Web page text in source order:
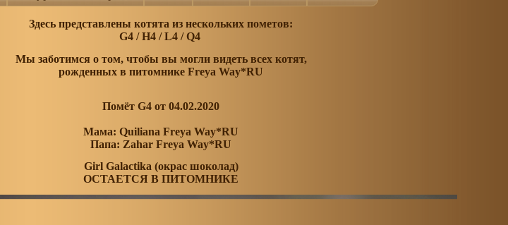
Здесь представлены котята из нескольких пометов:
G4 / H4 / L4 / Q4
Мы заботимся о том, чтобы вы могли видеть всех котят,
рожденных в питомнике Freya Way*RU
Помёт G4 от 04.02.2020
Мама: Quiliana Freya Way*RU
Папа: Zahar Freya Way*RU
Girl Galactika (окрас шоколад)
ОСТАЕТСЯ В ПИТОМНИКЕ